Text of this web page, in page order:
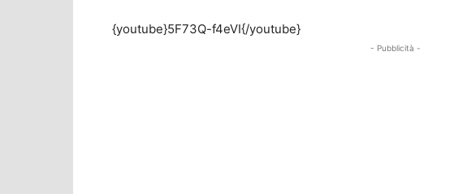
{youtube}5F73Q-f4eVI{/youtube}
- Pubblicità -